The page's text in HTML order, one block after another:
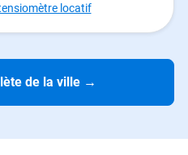
locatif
de la ville →